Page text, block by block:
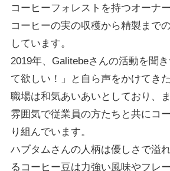
コーヒーフォレストを持つオーナ
コーヒーの実の収穫から精製まで
しています。
2019年、Galitebeさんの活動を聞
て欲しい！」と自ら声をかけてきた
職場は和気あいあいとしており、
雰囲気で従業員の方たちと共にコ
り組んでいます。
ハブタムさんの人柄は優しさで溢
るコーヒー豆は力強い風味やフレ